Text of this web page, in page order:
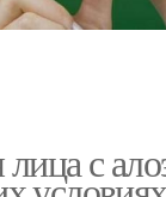
с